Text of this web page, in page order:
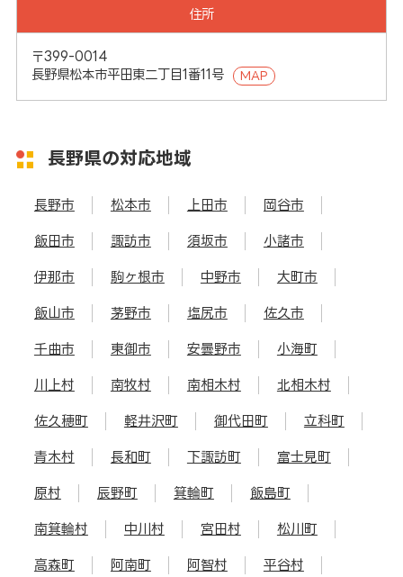
住所
〒399-0014
長野県松本市平田東二丁目1番11号
MAP
長野県の対応地域
長野市 松本市 上田市 岡谷市
飯田市 諏訪市 須坂市 小諸市
伊那市 駒ヶ根市 中野市 大町市
飯山市 茅野市 塩尻市 佐久市
千曲市 東御市 安曇野市 小海町
川上村 南牧村 南相木村 北相木村
佐久穂町 軽井沢町 御代田町 立科町
青木村 長和町 下諏訪町 富士見町
原村 辰野町 箕輪町 飯島町
南箕輪村 中川村 宮田村 松川町
高森町 阿南町 阿智村 平谷村